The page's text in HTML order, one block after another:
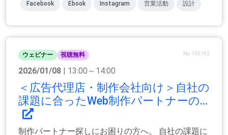
Facebook Ebook Instagram 営業活動 設計
ウェビナー 視聴無料 No.155192
2026/01/08 | 13:00～14:00
＜広告代理店・制作会社向け＞自社の
課題に合ったWeb制作パートナーの...
制作パートナー探しにお困りの方へ。 自社の課題に